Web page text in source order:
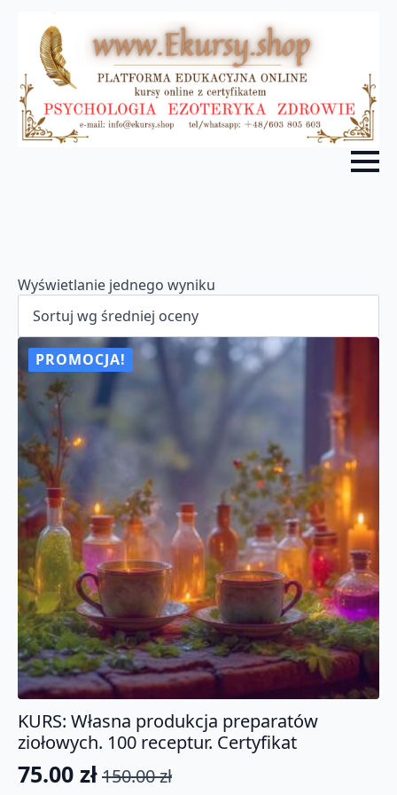
Wyświetlanie jednego wyniku
PROMOCJA!
KURS: Własna produkcja preparatów
ziołowych. 100 receptur. Certyfikat
150.00zł
Pierwotna
75.00 zł
Aktualna